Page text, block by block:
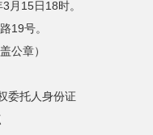
月15日18时。
19号。
公章）
委托人身份证